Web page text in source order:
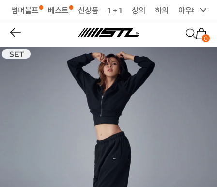
썸머블프 베스트 신상품 1 + 1 상의 하의 아우터
0